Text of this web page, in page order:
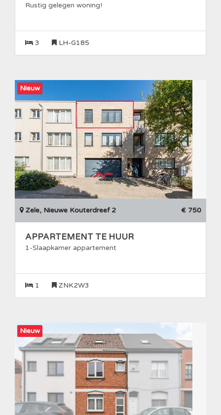
Rustig gelegen woning!
3 LH-G185
Nieuw
Zele, Nieuwe Kouterdreef 2 € 750
APPARTEMENT TE HUUR
1-Slaapkamer appartement
1 ZNK2W3
Nieuw